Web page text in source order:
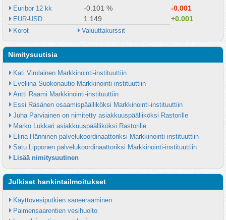
Euribor 12 kk -0.101 % -0.001
EUR-USD 1.149 +0.001
Korot Valuuttakurssit
Nimitysuutisia
Kati Virolainen Markkinointi-instituuttiin
Eveliina Suokonautio Markkinointi-instituuttiin
Antti Raami Markkinointi-instituuttiin
Essi Räsänen osaamispäälliköksi Markkinointi-instituuttiin
Juha Parviainen on nimitetty asiakkuuspäälliköksi Rastorille
Marko Lukkari asiakkuuspäälliköksi Rastorille
Elina Hänninen palvelukoordinaattoriksi Markkinointi-instituuttiin
Satu Lipponen palvelukoordinaattoriksi Markkinointi-instituuttiin
Lisää nimitysuutinen
Julkiset hankintailmoitukset
Käyttövesiputkien saneeraaminen
Paimensaarentien vesihuolto